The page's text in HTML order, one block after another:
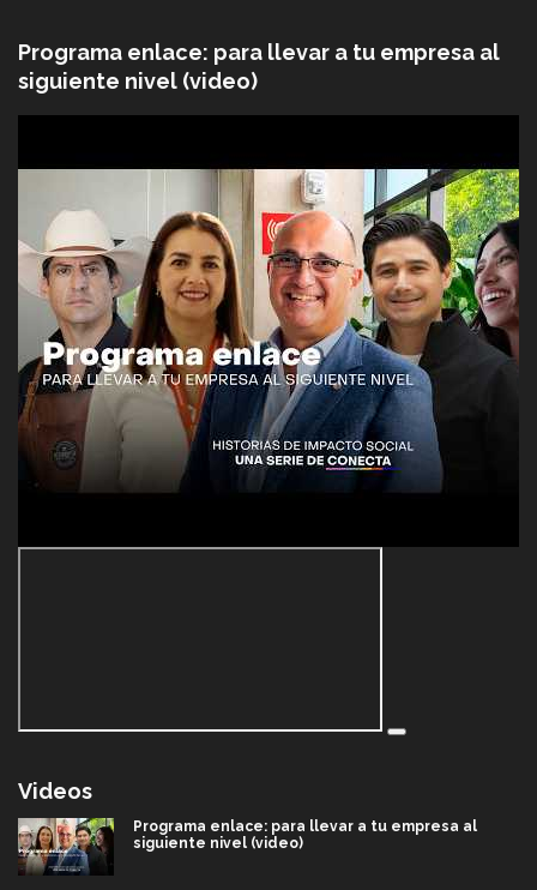
Programa enlace: para llevar a tu empresa al
siguiente nivel (video)
Videos
Programa enlace: para llevar a tu empresa al
siguiente nivel (video)